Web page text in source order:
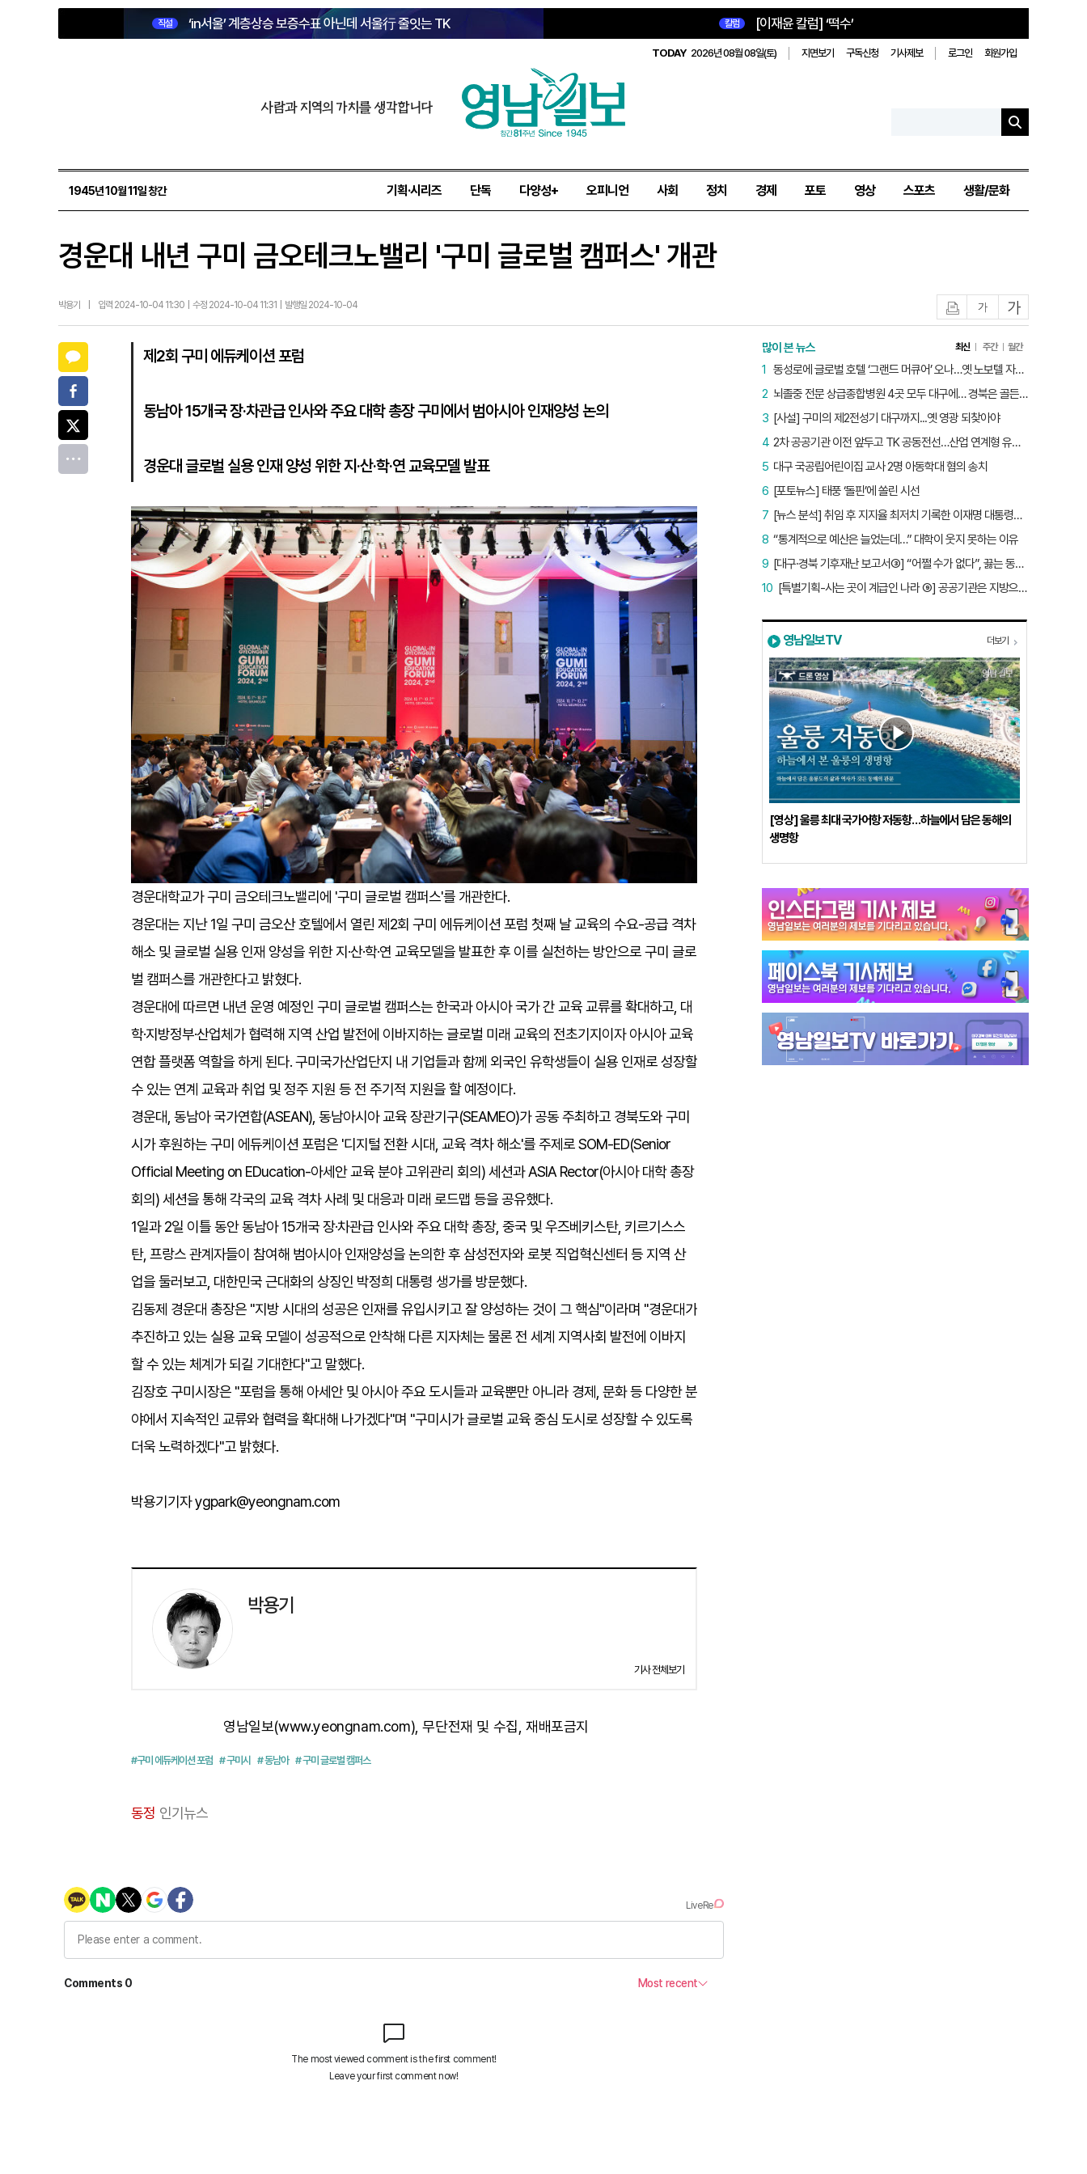
직설 ‘in서울’ 계층상승 보증수표 아닌데 서울行 줄잇는 TK 칼럼 [이재윤 칼럼] ‘떡수’
TODAY 2026년 08월 08일(토) 지면보기 구독신청 기사제보 로그인 회원가입
사람과 지역의 가치를 생각합니다
1945년 10월 11일 창간 기획·시리즈 단독 다양성+ 오피니언 사회 정치 경제 포토 영상 스포츠 생활/문화
경운대 내년 구미 금오테크노밸리 '구미 글로벌 캠퍼스' 개관
박용기 입력 2024-10-04 11:30 | 수정 2024-10-04 11:31 | 발행일 2024-10-04 글자작게글자크게
제2회 구미 에듀케이션 포럼
동남아 15개국 장·차관급 인사와 주요 대학 총장 구미에서 범아시아 인재양성 논의
경운대 글로벌 실용 인재 양성 위한 지·산·학·연 교육모델 발표
경운대학교가 구미 금오테크노밸리에 '구미 글로벌 캠퍼스'를 개관한다.
경운대는 지난 1일 구미 금오산 호텔에서 열린 제2회 구미 에듀케이션 포럼 첫째 날 교육의 수요-공급 격차
해소 및 글로벌 실용 인재 양성을 위한 지·산·학·연 교육모델을 발표한 후 이를 실천하는 방안으로 구미 글로
벌 캠퍼스를 개관한다고 밝혔다.
경운대에 따르면 내년 운영 예정인 구미 글로벌 캠퍼스는 한국과 아시아 국가 간 교육 교류를 확대하고, 대
학·지방정부·산업체가 협력해 지역 산업 발전에 이바지하는 글로벌 미래 교육의 전초기지이자 아시아 교육
연합 플랫폼 역할을 하게 된다. 구미국가산업단지 내 기업들과 함께 외국인 유학생들이 실용 인재로 성장할
수 있는 연계 교육과 취업 및 정주 지원 등 전 주기적 지원을 할 예정이다.
경운대, 동남아 국가연합(ASEAN), 동남아시아 교육 장관기구(SEAMEO)가 공동 주최하고 경북도와 구미
시가 후원하는 구미 에듀케이션 포럼은 '디지털 전환 시대, 교육 격차 해소'를 주제로 SOM-ED(Senior
Official Meeting on EDucation-아세안 교육 분야 고위관리 회의) 세션과 ASIA Rector(아시아 대학 총장
회의) 세션을 통해 각국의 교육 격차 사례 및 대응과 미래 로드맵 등을 공유했다.
1일과 2일 이틀 동안 동남아 15개국 장·차관급 인사와 주요 대학 총장, 중국 및 우즈베키스탄, 키르기스스
탄, 프랑스 관계자들이 참여해 범아시아 인재양성을 논의한 후 삼성전자와 로봇 직업혁신센터 등 지역 산
업을 둘러보고, 대한민국 근대화의 상징인 박정희 대통령 생가를 방문했다.
김동제 경운대 총장은 "지방 시대의 성공은 인재를 유입시키고 잘 양성하는 것이 그 핵심"이라며 "경운대가
추진하고 있는 실용 교육 모델이 성공적으로 안착해 다른 지자체는 물론 전 세계 지역사회 발전에 이바지
할 수 있는 체계가 되길 기대한다"고 말했다.
김장호 구미시장은 "포럼을 통해 아세안 및 아시아 주요 도시들과 교육뿐만 아니라 경제, 문화 등 다양한 분
야에서 지속적인 교류와 협력을 확대해 나가겠다"며 "구미시가 글로벌 교육 중심 도시로 성장할 수 있도록
더욱 노력하겠다"고 밝혔다.
박용기기자 ygpark@yeongnam.com
박용기
기사 전체보기
영남일보(www.yeongnam.com), 무단전재 및 수집, 재배포금지
#구미 에듀케이션 포럼 # 구미시 # 동남아 # 구미 글로벌 캠퍼스
동정 인기뉴스
많이 본 뉴스 최신 주간 월간
동성로에 글로벌 호텔 ‘그랜드 머큐어’ 오나…옛 노보텔 자리 사무실 개설
1
뇌졸중 전문 상급종합병원 4곳 모두 대구에… 경북은 골든타임 사각지대
2
[사설] 구미의 제2전성기 대구까지...옛 영광 되찾아야
3
2차 공공기관 이전 앞두고 TK 공동전선…산업 연계형 유치 승부수
4
대구 국공립어린이집 교사 2명 아동학대 혐의 송치
5
[포토뉴스] 태풍 ‘돌핀’에 쏠린 시선
6
[뉴스 분석] 취임 후 지지율 최저치 기록한 이재명 대통령…왜?
7
“통계적으로 예산은 늘었는데…” 대학이 웃지 못하는 이유
8
[대구·경북 기후재난 보고서③] “어쩔 수가 없다”, 끓는 동해…‘절멸 위기’ 경북 수산업
9
[특별기획-사는 곳이 계급인 나라 ⑨] 공공기관은 지방으로 왔지만, 그들이 사는 곳은 서울이었다
10
영남일보TV 더보기
[영상] 울릉 최대 국가어항 저동항…하늘에서 담은 동해의
생명항